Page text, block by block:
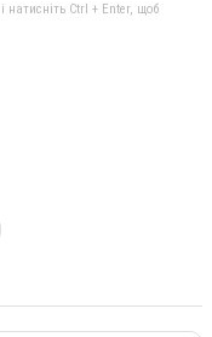
натисніть Ctrl + Enter, щоб